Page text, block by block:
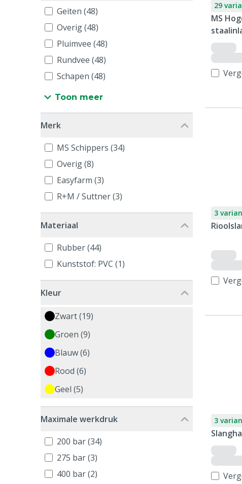
Geiten (48)
Overig (48)
Pluimvee (48)
Rundvee (48)
Schapen (48)
Toon meer
Merk
MS Schippers (34)
Overig (8)
Easyfarm (3)
R+M / Suttner (3)
Materiaal
Rubber (44)
Kunststof: PVC (1)
Kleur
Zwart (19)
Groen (9)
Blauw (6)
Rood (6)
Geel (5)
Maximale werkdruk
200 bar (34)
275 bar (3)
400 bar (2)
29
MS
3
3